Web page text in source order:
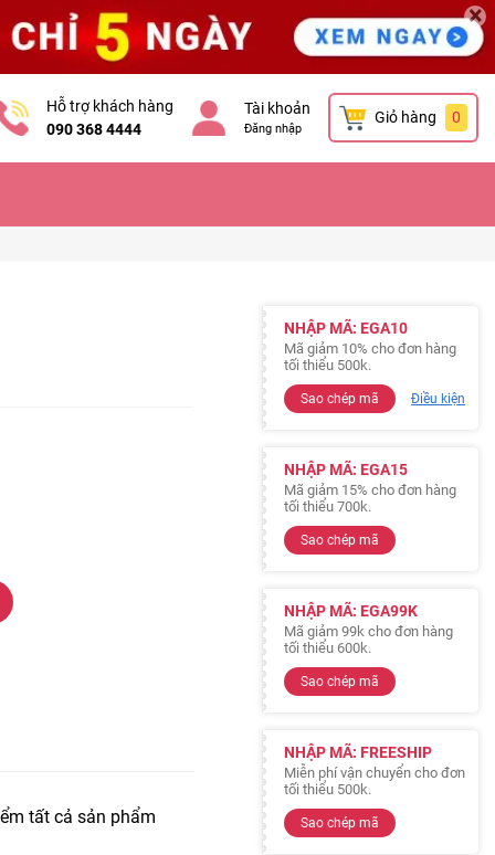
×
Hỗ trợ khách hàng
090 368 4444
Tài khoản
Đăng nhập
Giỏ hàng 0
tất cả sản phẩm
NHẬP MÃ: EGA10
Mã giảm 10% cho đơn hàng
tối thiểu 500k.
Sao chép mã Điều kiện
NHẬP MÃ: EGA15
Mã giảm 15% cho đơn hàng
tối thiểu 700k.
Sao chép mã
NHẬP MÃ: EGA99K
Mã giảm 99k cho đơn hàng
tối thiểu 600k.
Sao chép mã
NHẬP MÃ: FREESHIP
Miễn phí vận chuyển cho đơn
tối thiểu 500k.
Sao chép mã